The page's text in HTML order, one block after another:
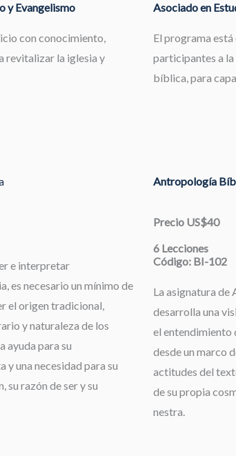
y Evangelismo
con conocimiento,
revitalizar la iglesia y
Asociado en
El programa está
participantes a
bíblica, para
e interpretar
es necesario un mínimo de
el origen tradicional,
y naturaleza de los
ayuda para su
una necesidad para su
su razón de ser y su
Antropología
Precio US$40
6 Lecciones
Código: BI-102
La asignatura
desarrolla una
el entendimiento
desde un marco
actitudes del
de su propia
nestra.